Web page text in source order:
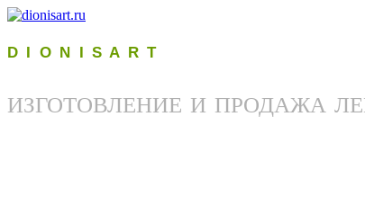
D I O N I S A R T
ИЗГОТОВЛЕНИЕ И ПРОДАЖА